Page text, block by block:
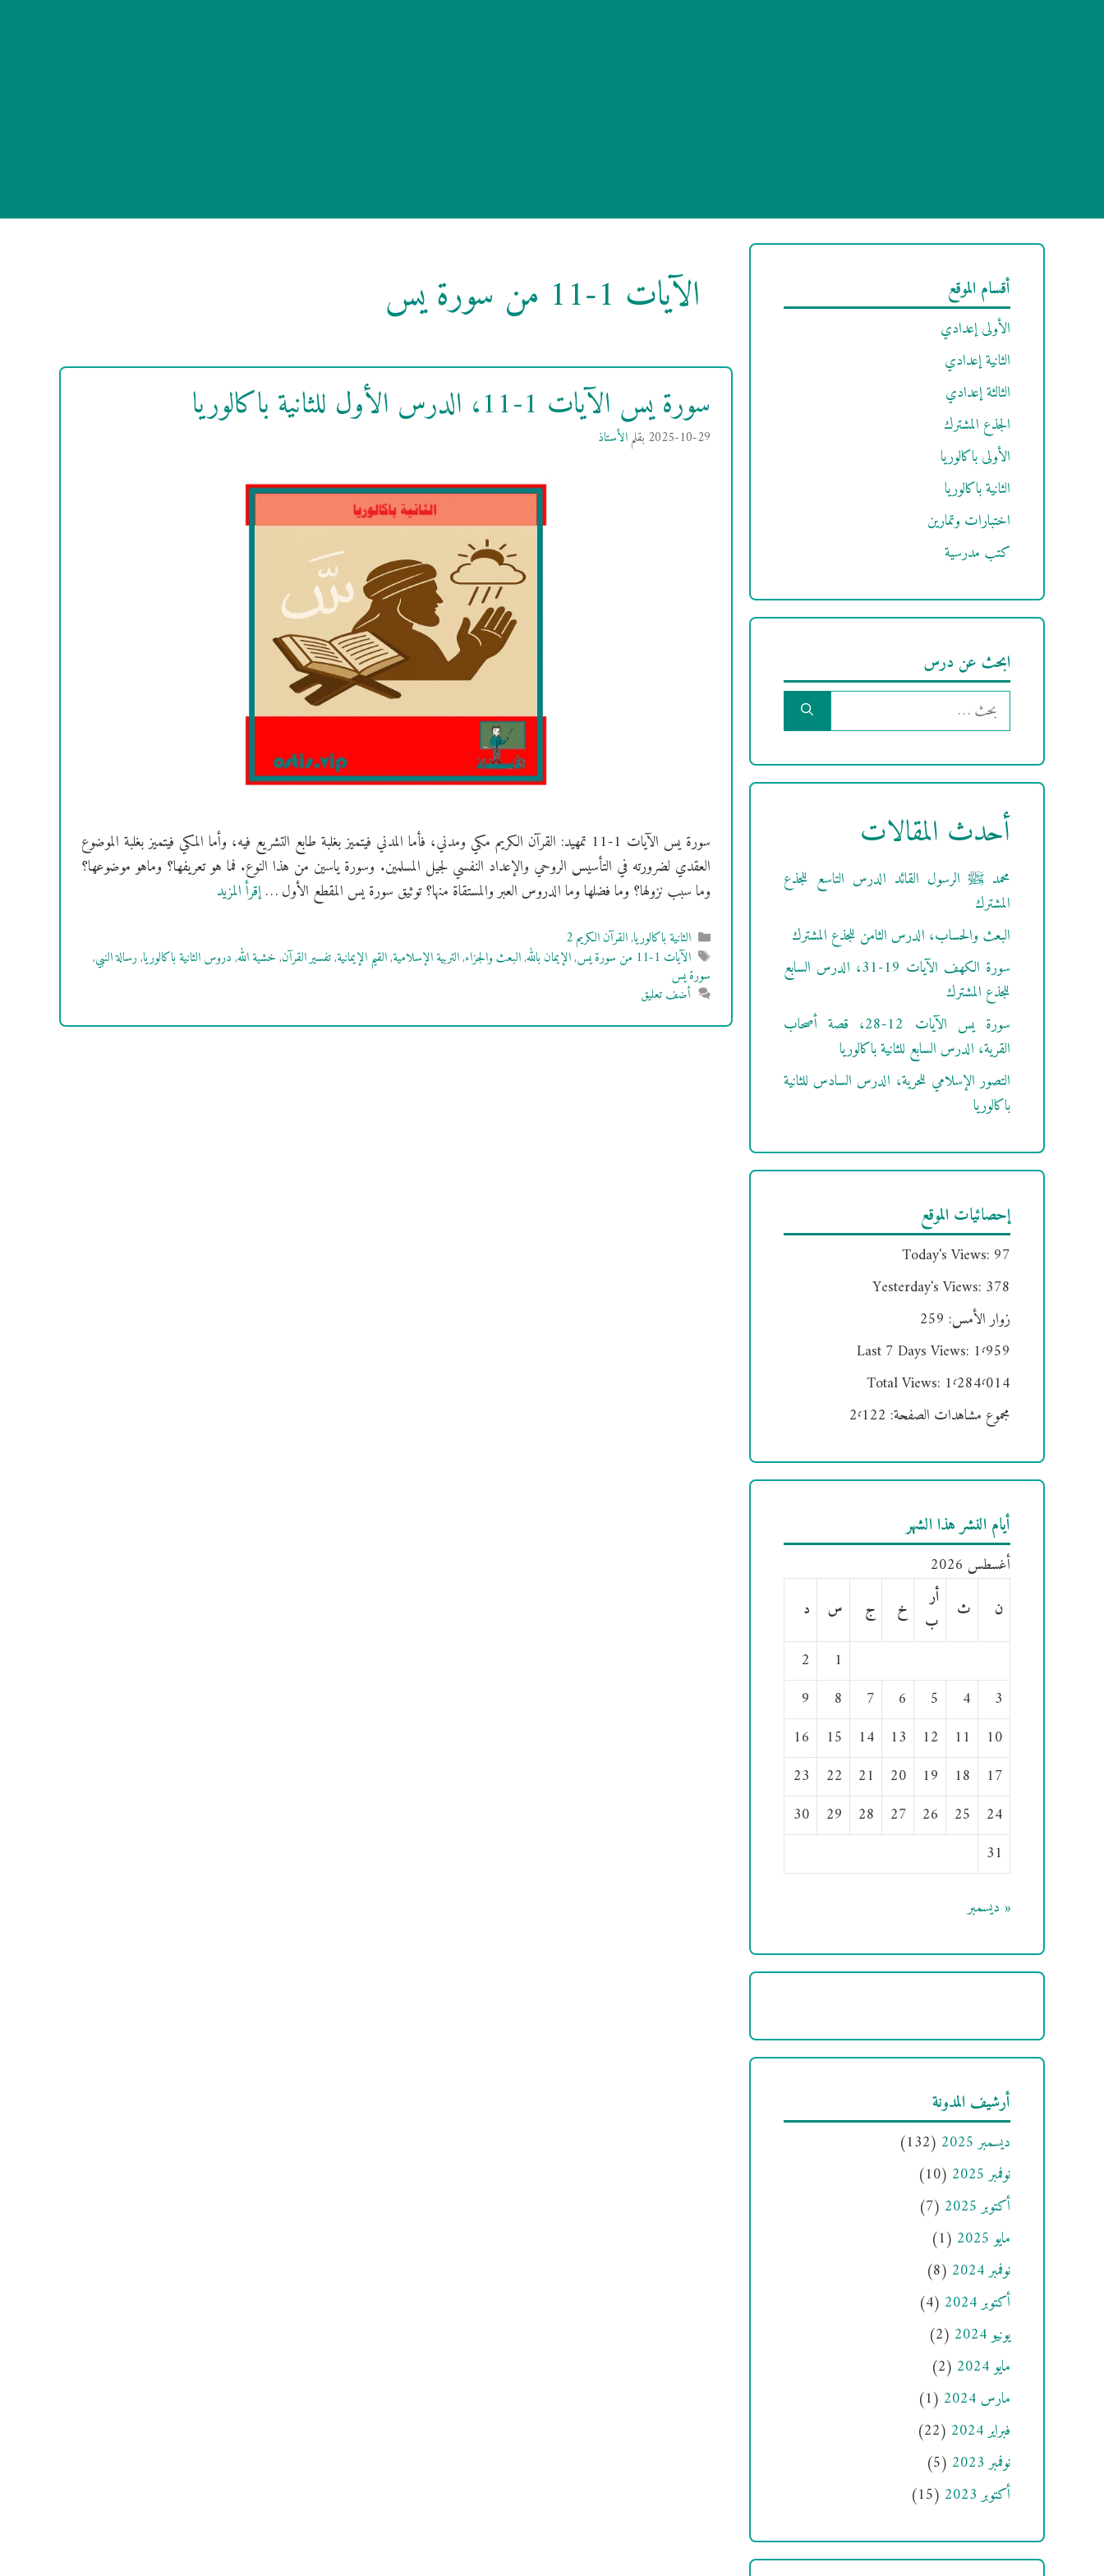
الآيات 1-11 من سورة يس
سورة يس الآيات 1-11، الدرس الأول للثانية باكالوريا
2025-10-29 بقلمالأستاذ
سورة يس الآيات 1-11 تمهيد: القرآن الكريم مكي ومدني، فأما المدني فيتميز بغلبة طابع التشريع فيه، وأما المكي فيتميز بغلبة الموضوع
العقدي لضرورته في التأسيس الروحي والإعداد النفسي لجيل المسلمين. وسورة ياسين من هذا النوع. فما هو تعريفها؟ وماهو موضوعها؟
وما سبب نزولها؟ وما فضلها وما الدروس العبر والمستقاة منها؟ توثيق سورة يس المقطع الأول …إقرأ المزيد
التصنيفات
الثانية باكالوريا,القرآن الكريم 2
الوسوم
الآيات 1-11 من سورة يس ,الإيمان بالله,البعث والجزاء,التربية الإسلامية,القيم الإيمانية,تفسير القرآن,خشية الله,دروس الثانية باكالوريا,رسالة النبي,
سورة يس
أضف تعليق
أقسام الموقع
الأولى إعدادي
الثانية إعدادي
الثالثة إعدادي
الجذع المشترك
الأولى باكالوريا
الثانية باكالوريا
اختبارات وتمارين
كتب مدرسية
ابحث عن درس
البحث
عن:
أحدث المقالات
محمد ﷺ الرسول القائد الدرس التاسع للجذع
المشترك
البعث والحساب، الدرس الثامن للجذع المشترك
سورة الكهف الآيات 19-31، الدرس السابع
للجذع المشترك
سورة يس الآيات 12-28، قصة أصحاب
القرية، الدرس السابع للثانية باكالوريا
التصور الإسلامي للحرية، الدرس السادس للثانية
باكالوريا
إحصائيات الموقع
Today's Views: 97
Yesterday's Views: 378
زوار الأمس: 259
Last 7 Days Views: 1٬959
Total Views: 1٬284٬014
مجموع مشاهدات الصفحة: 2٬122
أيام النشر هذا الشهر
أغسطس 2026
ن
ث
أر
ب
خ ج س
د
1
2
3
4
5
6
7
8
9
10
11
12
13
14
15
16
17
18
19
20
21
22
23
24
25
26
27
28
29
30
31
« ديسمبر
أرشيف المدونة
ديسمبر 2025
(132)
نوفمبر 2025
(10)
أكتوبر 2025
(7)
مايو 2025
(1)
نوفمبر 2024
(8)
أكتوبر 2024
(4)
يونيو 2024
(2)
مايو 2024
(2)
مارس 2024
(1)
فبراير 2024
(22)
نوفمبر 2023
(5)
أكتوبر 2023
(15)